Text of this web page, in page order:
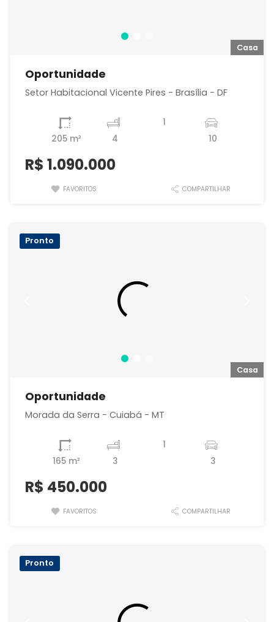
Casa
Oportunidade
Setor Habitacional Vicente Pires - Brasília - DF
205 m² 4
1
10
R$ 1.090.000
FAVORITOS COMPARTILHAR
Casa
Pronto
Oportunidade
Morada da Serra - Cuiabá - MT
165 m² 3
1
3
R$ 450.000
FAVORITOS COMPARTILHAR
Pronto